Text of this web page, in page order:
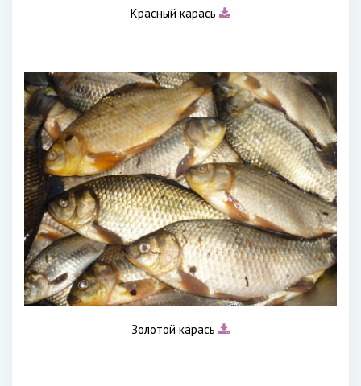
Красный карась
Золотой карась